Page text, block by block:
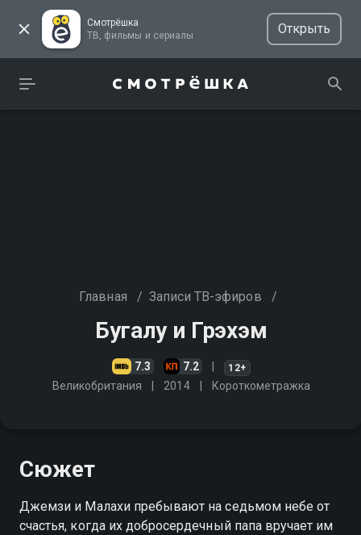
Смотрёшка
ТВ, фильмы и сериалы
Открыть
Главная / Записи ТВ-эфиров /
Бугалу и Грэхэм
7.3 7.2 12+
Великобритания 2014 Короткометражка
Сюжет
Джемзи и Малахи пребывают на седьмом небе от
счастья, когда их добросердечный папа вручает им